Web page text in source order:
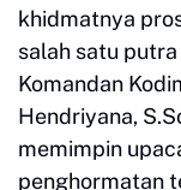
khidmatnya
salah satu
Komandan
Hendriyana,
memimpin
penghormatan